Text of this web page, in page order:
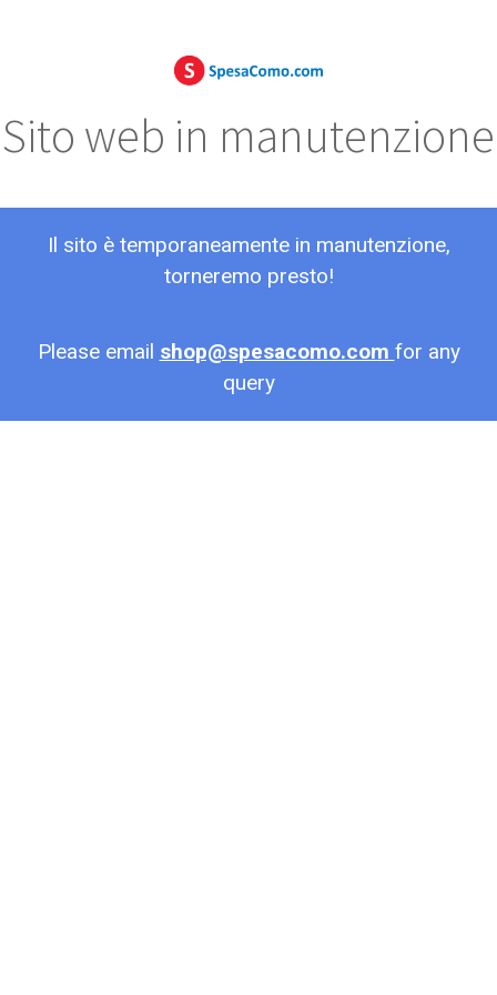
Sito web in manutenzione
Il sito è temporaneamente in manutenzione,
torneremo presto!
Please email shop@spesacomo.com for any
query